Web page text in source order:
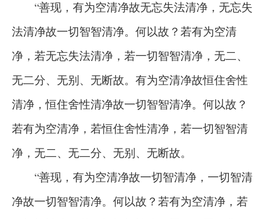
“善现，有为空清净故无忘失法清净，无忘失
法清净故一切智智清净。何以故？若有为空清
净，若无忘失法清净，若一切智智清净，无二、
无二分、无别、无断故。有为空清净故恒住舍性
清净，恒住舍性清净故一切智智清净。何以故？
若有为空清净，若恒住舍性清净，若一切智智清
净，无二、无二分、无别、无断故。
“善现，有为空清净故一切智清净，一切智清
净故一切智智清净。何以故？若有为空清净，若